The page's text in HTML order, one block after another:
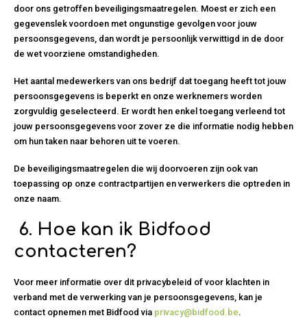
door ons getroffen beveiligingsmaatregelen. Moest er zich een
gegevenslek voordoen met ongunstige gevolgen voor jouw
persoonsgegevens, dan wordt je persoonlijk verwittigd in de door
de wet voorziene omstandigheden.
Het aantal medewerkers van ons bedrijf dat toegang heeft tot jouw
persoonsgegevens is beperkt en onze werknemers worden
zorgvuldig geselecteerd. Er wordt hen enkel toegang verleend tot
jouw persoonsgegevens voor zover ze die informatie nodig hebben
om hun taken naar behoren uit te voeren.
De beveiligingsmaatregelen die wij doorvoeren zijn ook van
toepassing op onze contractpartijen en verwerkers die optreden in
onze naam.
6. Hoe kan ik Bidfood
contacteren?
Voor meer informatie over dit privacybeleid of voor klachten in
verband met de verwerking van je persoonsgegevens, kan je
contact opnemen met Bidfood via privacy@bidfood.be.